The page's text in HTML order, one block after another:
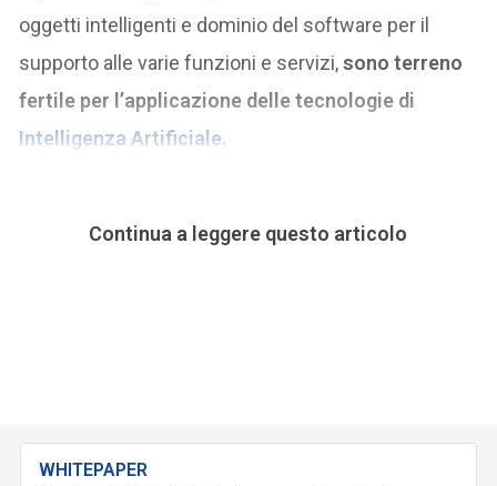
oggetti intelligenti e dominio del software per il
supporto alle varie funzioni e servizi,sono terreno
fertile per l’applicazione delle tecnologie di
Intelligenza Artificiale.
Continua a leggere questo articolo
WHITEPAPER